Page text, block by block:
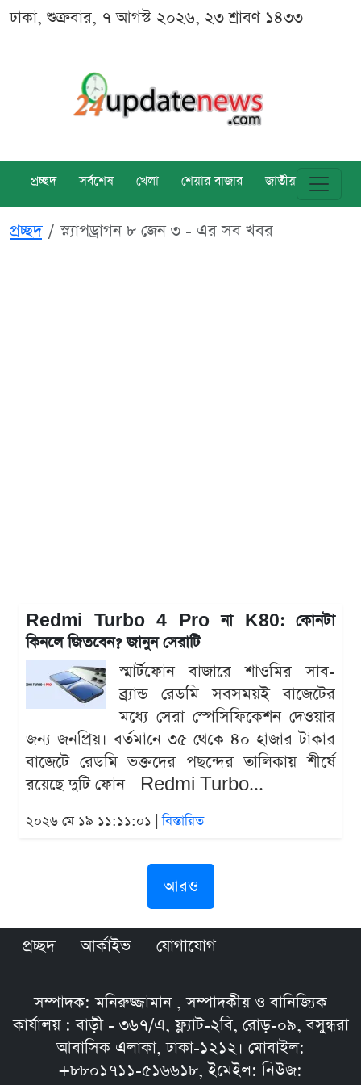
ঢাকা, শুক্রবার, ৭ আগস্ট ২০২৬, ২৩ শ্রাবণ ১৪৩৩
প্রচ্ছদ সর্বশেষ খেলা শেয়ার বাজার জাতীয় বিশ্ব
প্রচ্ছদ স্ন্যাপড্রাগন ৮ জেন ৩ - এর সব খবর
Redmi Turbo 4 Pro না K80: কোনটা
কিনলে জিতবেন? জানুন সেরাটি
স্মার্টফোন বাজারে শাওমির সাব-
ব্র্যান্ড রেডমি সবসময়ই বাজেটের
মধ্যে সেরা স্পেসিফিকেশন দেওয়ার
জন্য জনপ্রিয়। বর্তমানে ৩৫ থেকে ৪০ হাজার টাকার
বাজেটে রেডমি ভক্তদের পছন্দের তালিকায় শীর্ষে
রয়েছে দুটি ফোন— Redmi Turbo...
২০২৬ মে ১৯ ১১:১১:০১ |বিস্তারিত
আরও
প্রচ্ছদ আর্কাইভ যোগাযোগ
সম্পাদক: মনিরুজ্জামান , সম্পাদকীয় ও বানিজ্যিক
কার্যালয় : বাড়ী - ৩৬৭/এ, ফ্ল্যাট-২বি, রোড়-০৯, বসুন্ধরা
আবাসিক এলাকা, ঢাকা-১২১২। মোবাইল:
+৮৮০১৭১১-৫১৬৬১৮, ইমেইল: নিউজ: